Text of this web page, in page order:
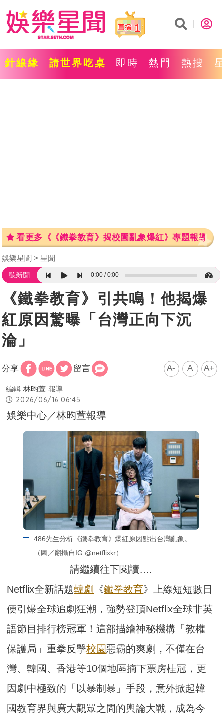
1
針線緣 請世界吃桌 即時 熱門 熱搜
看更多《《鐵拳教育》揭校園亂象爆紅》專題報導
娛樂星聞 星聞
聽新聞 0:00 0:00
《鐵拳教育》引共鳴！他揭爆
紅原因驚曝「台灣正向下沉
淪」
分享 留言 A- A A+
編輯 林昀萱 報導
2026/06/16 06:45
娛樂中心／林昀萱報導
486先生分析《鐵拳教育》爆紅原因點出台灣亂象。
（圖／翻攝自IG @netflixkr）
請繼續往下閱讀….
Netflix全新話題韓劇 《鐵拳教育》上線短短數日
便引爆全球追劇狂潮，強勢登頂Netflix全球非英
語節目排行榜冠軍！這部描繪神秘機構「教權
保護局」重拳反擊校園惡霸的爽劇，不僅在台
灣、韓國、香港等10個地區摘下票房桂冠，更
因劇中極致的「以暴制暴」手段，意外掀起韓
國教育界與廣大觀眾之間的輿論大戰，成為今